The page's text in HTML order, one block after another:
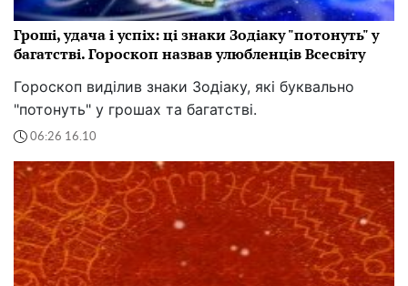
Гроші, удача і успіх: ці знаки Зодіаку "потонуть" у
багатстві. Гороскоп назвав улюбленців Всесвіту
Гороскоп виділив знаки Зодіаку, які буквально
"потонуть" у грошах та багатстві.
06:26 16.10